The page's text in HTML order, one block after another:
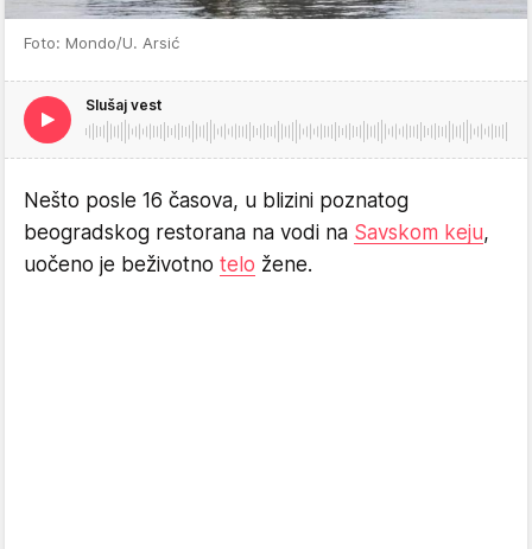
Foto: Mondo/U. Arsić
Slušaj vest
Nešto posle 16 časova, u blizini poznatog
beogradskog restorana na vodi na Savskom keju,
uočeno je beživotno telo žene.